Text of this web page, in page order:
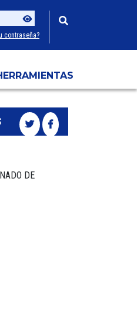
Usuario
Contraseña
contraseña?
DE